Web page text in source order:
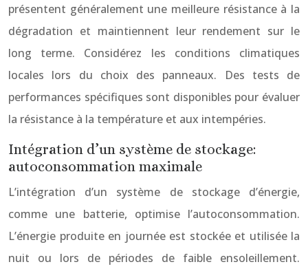
présentent généralement une meilleure résistance à la
dégradation et maintiennent leur rendement sur le
long terme. Considérez les conditions climatiques
locales lors du choix des panneaux. Des tests de
performances spécifiques sont disponibles pour évaluer
la résistance à la température et aux intempéries.
Intégration d’un système de stockage:
autoconsommation maximale
L’intégration d’un système de stockage d’énergie,
comme une batterie, optimise l’autoconsommation.
L’énergie produite en journée est stockée et utilisée la
nuit ou lors de périodes de faible ensoleillement.